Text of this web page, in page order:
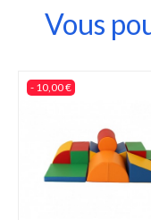
Vous
- 10,00 €